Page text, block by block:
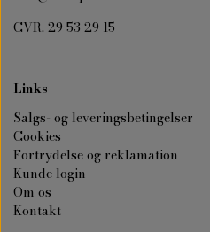
CVR. 29 53 29 15
Links
Salgs- og leveringsbetingelser
Cookies
Fortrydelse og reklamation
Kunde login
Om os
Kontakt